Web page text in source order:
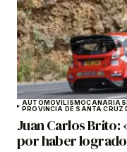
AUTOMOVILISMOCANARIAS
PROVINCIA DE SANTA CRUZ
Juan Carlos Brito:
por haber